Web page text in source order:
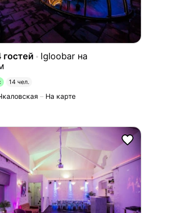
гостей
Igloobar на
14 чел.
На карте